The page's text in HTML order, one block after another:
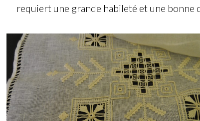
requiert une grande habileté et une bonne